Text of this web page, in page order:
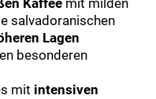
Kaffee mit milden
salvadoranischen
Lagen
besonderen
mit intensiven